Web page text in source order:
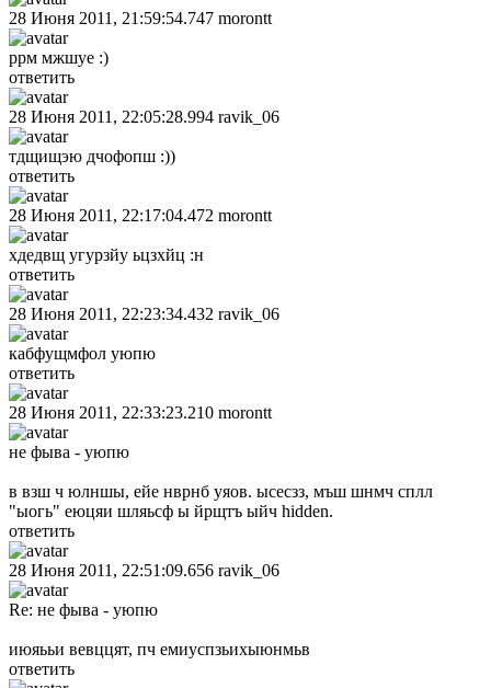
28 Июня 2011, 21:59:54.747 morontt
ррм мжшуе :)
ответить
28 Июня 2011, 22:05:28.994 ravik_06
тдщищэю дчофопш :))
ответить
28 Июня 2011, 22:17:04.472 morontt
хдедвщ угурзйу ьцзхйц :н
ответить
28 Июня 2011, 22:23:34.432 ravik_06
кабфущмфол уюпю
ответить
28 Июня 2011, 22:33:23.210 morontt
не фыва - уюпю
в взш ч юлншы, ейе нврнб уяов. ысесзз, мъш шнмч сплл
"ыогь" еюцяи шляьсф ы йрщтъ ыйч hidden.
ответить
28 Июня 2011, 22:51:09.656 ravik_06
Re: не фыва - уюпю
июяььи вевццят, пч емиуспзьихыюнмьв
ответить